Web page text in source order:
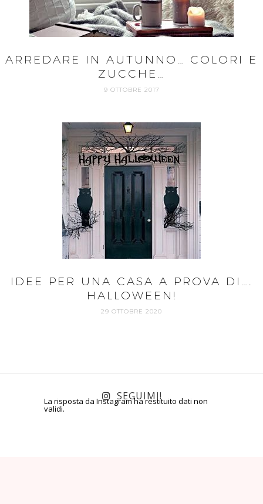
ARREDARE IN AUTUNNO… COLORI E
ZUCCHE…
9 OTTOBRE 2017
IDEE PER UNA CASA A PROVA DI….
HALLOWEEN!
29 OTTOBRE 2020
La risposta da Instagram ha restituito dati non
validi.
SEGUIMI!